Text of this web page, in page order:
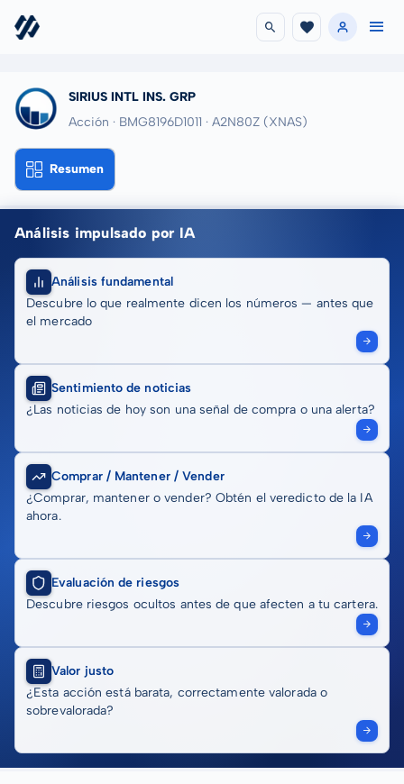
SIRIUS INTL INS. GRP
Acción · BMG8196D1011 · A2N80Z (XNAS)
Resumen
Análisis impulsado por IA
Análisis fundamental
Descubre lo que realmente dicen los números — antes que
el mercado
Sentimiento de noticias
¿Las noticias de hoy son una señal de compra o una alerta?
Comprar / Mantener / Vender
¿Comprar, mantener o vender? Obtén el veredicto de la IA
ahora.
Evaluación de riesgos
Descubre riesgos ocultos antes de que afecten a tu cartera.
Valor justo
¿Esta acción está barata, correctamente valorada o
sobrevalorada?